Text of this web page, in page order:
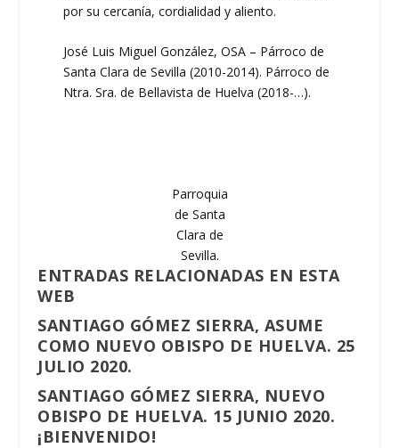
por su cercanía, cordialidad y aliento.
José Luis Miguel González, OSA – Párroco de
Santa Clara de Sevilla (2010-2014). Párroco de
Ntra. Sra. de Bellavista de Huelva (2018-…).
Parroquia
de Santa
Clara de
Sevilla.
ENTRADAS RELACIONADAS EN ESTA
WEB
SANTIAGO GÓMEZ SIERRA, ASUME
COMO NUEVO OBISPO DE HUELVA. 25
JULIO 2020.
SANTIAGO GÓMEZ SIERRA, NUEVO
OBISPO DE HUELVA. 15 JUNIO 2020.
¡BIENVENIDO!